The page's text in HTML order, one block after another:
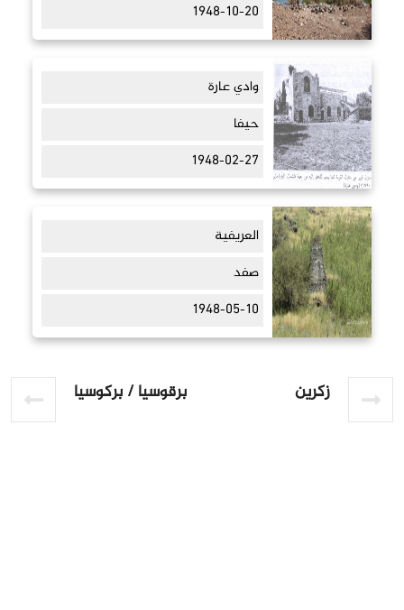
1948-10-20
وادي عارة
حيفا
1948-02-27
العريفية
صفد
1948-05-10
زكرين برقوسيا / بركوسيا